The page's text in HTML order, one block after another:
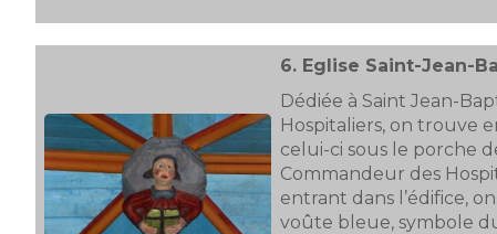
6. Eglise Saint-Jean-
Dédiée à Saint Jean-
Hospitaliers, on trouve
celui-ci sous le porche
Commandeur des
entrant dans l’édifice,
voûte bleue, symbole